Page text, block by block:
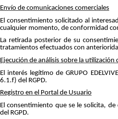
Envío de comunicaciones comerciales
El consentimiento solicitado al
cualquier momento, de conformidad
La retirada posterior de su
tratamientos efectuados con
Ejecución de análisis sobre la utilización
El interés legítimo de GRUPO
6.1.f) del RGPD.
Registro en el Portal de Usuario
El consentimiento que se le solicita,
del RGPD.